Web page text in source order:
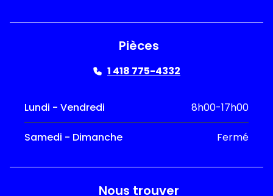
Pièces
1 418 775-4332
Lundi - Vendredi 8h00-17h00
Samedi - Dimanche Fermé
Nous trouver